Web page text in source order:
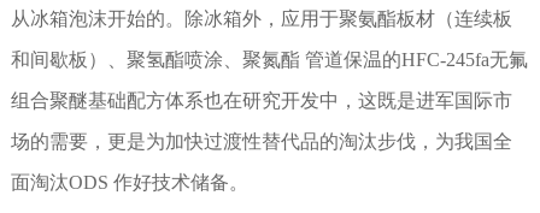
从冰箱泡沫开始的。除冰箱外，应用于聚氨酯板材（连续板
和间歇板）、聚氢酯喷涂、聚氮酯 管道保温的HFC-245fa无氟
组合聚醚基础配方体系也在研究开发中，这既是进军国际市
场的需要，更是为加快过渡性替代品的淘汰步伐，为我国全
面淘汰ODS 作好技术储备。